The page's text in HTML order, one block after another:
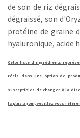
de son de riz
dégraissé, son
protéine de graine
hyaluronique, acide
Cette liste d'ingrédients
réels dans une option de
susceptibles de changer à la
la plus à jour, veuillez vous